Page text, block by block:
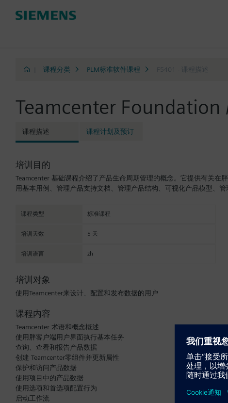
课程分类 PLM标准软件课程 F5401 - 课程描述
Teamcenter
课程描述 课程计划及预订
培训目的
Teamcenter 基础课程介绍了产品生命周期管理的概念。它提供有关在
用基本用例、管理产品支持文档、管理产品结构、可视化产品模型、管
课程类型 标准课程
培训天数 5 天
培训语言 zh
培训对象
使用Teamcenter来设计、配置和发布数据的用户
课程内容
Teamcenter 术语和概念概述
使用胖客户端用户界面执行基本任务
查询、查看和报告产品数据
创建 Teamcenter零组件并更新属性
保护和访问产品数据
使用项目中的产品数据
使用选项和首选项配置行为
启动工作流